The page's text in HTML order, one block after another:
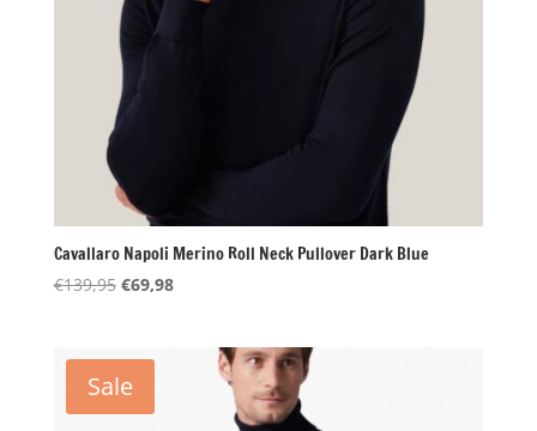
Cavallaro Napoli Merino Roll Neck Pullover Dark Blue
€139,95 Oorspronkelijke
€139,95.
€69,98Huidige
€69,98.
Sale